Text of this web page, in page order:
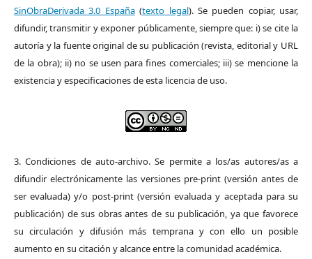
SinObraDerivada 3.0 España(texto legal). Se pueden copiar, usar,
difundir, transmitir y exponer públicamente, siempre que: i) se cite la
autoría y la fuente original de su publicación (revista, editorial y URL
de la obra); ii) no se usen para fines comerciales; iii) se mencione la
existencia y especificaciones de esta licencia de uso.
3. Condiciones de auto-archivo. Se permite a los/as autores/as a
difundir electrónicamente las versiones pre-print (versión antes de
ser evaluada) y/o post-print (versión evaluada y aceptada para su
publicación) de sus obras antes de su publicación, ya que favorece
su circulación y difusión más temprana y con ello un posible
aumento en su citación y alcance entre la comunidad académica.